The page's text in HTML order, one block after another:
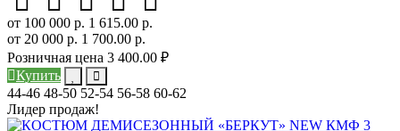
от 100 000 р. 1 615.00 р.
от 20 000 р. 1 700.00 р.
Розничная цена 3 400.00 ₽
Купить
44-46 48-50 52-54 56-58 60-62
Лидер продаж!